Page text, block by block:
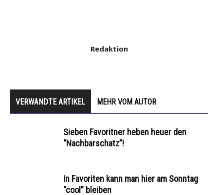
Redaktion
VERWANDTE ARTIKEL MEHR VOM AUTOR
Sieben Favoritner heben heuer den
“Nachbarschatz”!
In Favoriten kann man hier am Sonntag
“cool” bleiben